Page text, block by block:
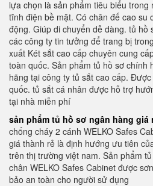
lựa chọn là sản phẩm tiêu biểu
tĩnh điện bề mặt. Có chân đế cao su
động. Giúp di chuyển dễ dàng. tủ hồ
các công ty tin tưởng để trang bị
xuất Két sắt cao cấp chuyên cung
toàn quốc. Sản phẩm tủ hồ sơ chính
hãng tại công ty tủ sắt cao cấp.
quốc. tủ sắt cá nhân được hỗ trợ
tại nhà miễn phí
sản phẩm tủ hồ sơ ngân hàng giá
chống cháy 2 cánh WELKO Safes
giá thành rẻ là định hướng ưu tiên
trên thị trường việt nam. Sản phẩm
chân WELKO Safes Cabinet được
bảo an toàn cho người sử dụng